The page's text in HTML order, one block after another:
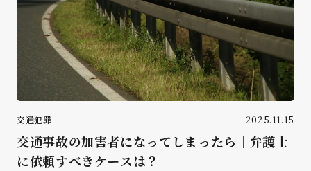
交通犯罪 2025.11.15
交通事故の加害者になってしまったら｜弁護士
に依頼すべきケースは？